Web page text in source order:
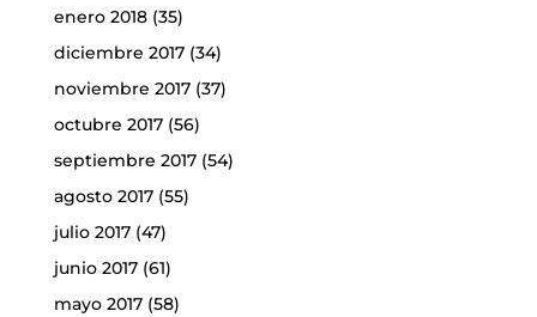
enero 2018(35)
diciembre 2017(34)
noviembre 2017(37)
octubre 2017(56)
septiembre 2017(54)
agosto 2017(55)
julio 2017(47)
junio 2017(61)
mayo 2017(58)